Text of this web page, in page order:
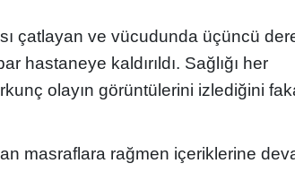
çatlayan ve vücudunda üçüncü
hastaneye kaldırıldı. Sağlığı her
olayın görüntülerini izlediğini
masraflara rağmen içeriklerine